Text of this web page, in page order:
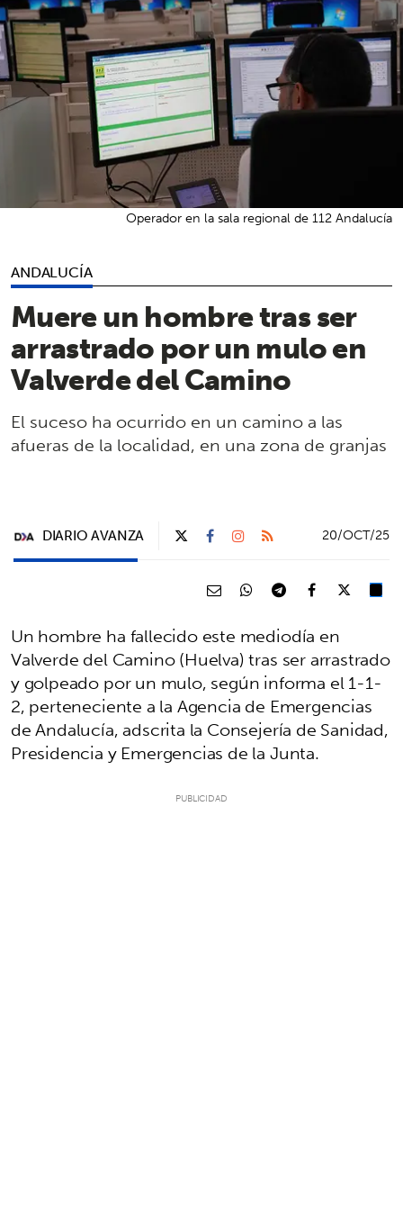
ANDALUCÍA
Muere un hombre tras ser
arrastrado por un mulo en
Valverde del Camino
El suceso ha ocurrido en un camino a las
afueras de la localidad, en una zona de granjas
Operador en la sala regional de 112 Andalucía
DIARIO AVANZA 20/OCT/25
Un hombre ha fallecido este mediodía en
Valverde del Camino (Huelva) tras ser arrastrado
y golpeado por un mulo, según informa el 1-1-
2, perteneciente a la Agencia de Emergencias
de Andalucía, adscrita la Consejería de Sanidad,
Presidencia y Emergencias de la Junta.